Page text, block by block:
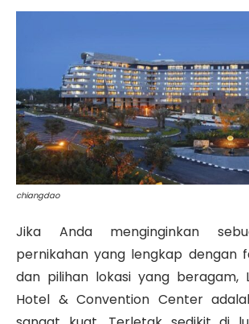
chiangdao
Jika Anda menginginkan
pernikahan yang lengkap dengan
dan pilihan lokasi yang beragam,
Hotel & Convention Center